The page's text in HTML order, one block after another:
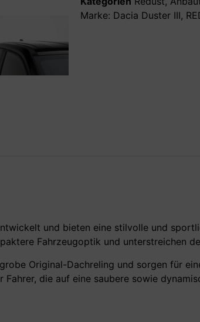
Marke: Dacia Duster III,
und bieten eine stilvolle und
Fahrzeugoptik und unterstreichen
Original-Dachreling und sorgen für
die auf eine saubere sowie